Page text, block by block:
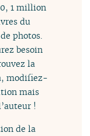
1 million
du
photos.
besoin
la
modifiez-
mais
!
de la